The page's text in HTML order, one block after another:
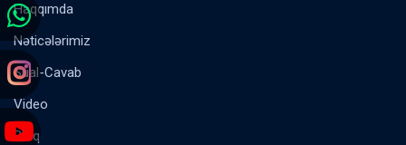
Haqqımda
Nəticələrimiz
Sual-Cavab
Video
Bloq